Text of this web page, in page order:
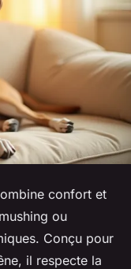
confort et
ou
Conçu pour
il respecte la